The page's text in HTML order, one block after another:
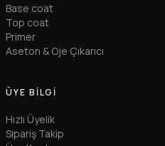
Base coat
Top coat
Primer
Aseton & Oje Çıkarıcı
ÜYE BILGI
Hızlı Üyelik
Sipariş Takip